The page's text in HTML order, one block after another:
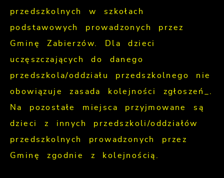
przedszkolnych w szkołach
podstawowych prowadzonych przez
Gminę Zabierzów. Dla dzieci
uczęszczających do danego
przedszkola/oddziału przedszkolnego nie
obowiązuje zasada kolejności zgłoszeń_.
Na pozostałe miejsca przyjmowane są
dzieci z innych przedszkoli/oddziałów
przedszkolnych prowadzonych przez
Gminę zgodnie z kolejnością.